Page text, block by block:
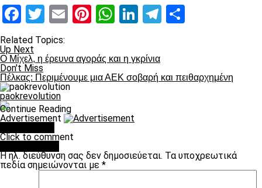
Facebook
Twitter
EmailPinterest
WhatsApp
LinkedIn
Telegram
Related Topics:
Up Next
Ο Μίχελ, η έρευνα αγοράς και η γκρίνια
Don't Miss
Πέλκας: Περιμένουμε μια ΑΕΚ σοβαρή και πειθαρχημένη
paokrevolution
Continue Reading
Advertisement
Click to comment
Η ηλ. διεύθυνση σας δεν δημοσιεύεται. Τα υποχρεωτικά
πεδία σημειώνονται με *